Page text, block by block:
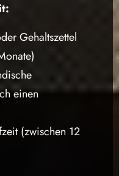
Gehaltszettel
einen
(zwischen 12